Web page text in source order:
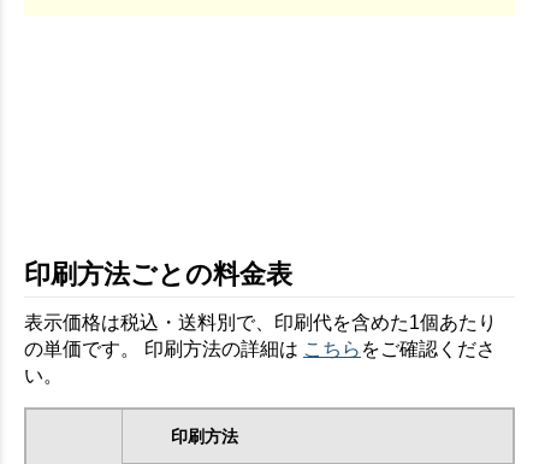
印刷方法ごとの料金表
表示価格は税込・送料別で、印刷代を含めた1個あたり
の単価です。 印刷方法の詳細は こちら をご確認くださ
い。
印刷方法